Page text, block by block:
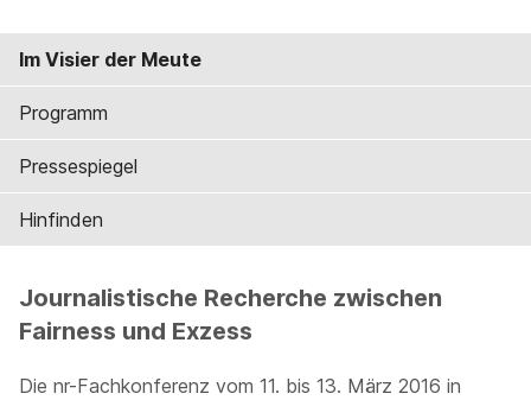
Im Visier der Meute
Programm
Pressespiegel
Hinfinden
Journalistische Recherche zwischen
Fairness und Exzess
Die nr-Fachkonferenz vom 11. bis 13. März 2016 in